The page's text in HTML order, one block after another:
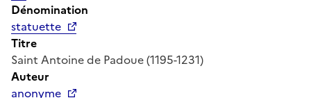
Dénomination
statuette
Titre
Saint Antoine de Padoue (1195-1231)
Auteur
anonyme